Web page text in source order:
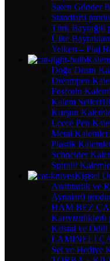
Saten Gönder
Standlar0
Türk Bayrağı0
Ülke Bayrakları
Yelken – Plaj
Doğa Dostu
Dreampen
Fosforlu
Kalem Setleri
Kurşun
Lecce Pen
Metal Kalemler
Plastik
Schneider
Spiralli
Kişisel
Anahtarlık ve
Aynalar0
HAM BEZ
Kartvizitlikler0
Kristal ve Ödül
LAMİNELİ
Set ve Hediye